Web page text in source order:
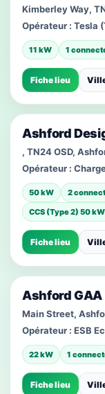
Kimberley Way,
Opérateur : Tesla
11 kW 1
Fiche lieu
Ashford
, TN24 OSD,
Opérateur :
50 kW
2
CCS (Type 2) 50
Fiche lieu
Ashford GAA
Main Street,
Opérateur : ESB
22 kW 1
Fiche lieu